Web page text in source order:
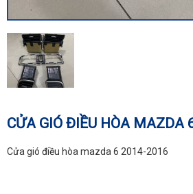
CỬA GIÓ ĐIỀU HÒA MAZDA
Cửa gió điều hòa mazda 6 2014-2016